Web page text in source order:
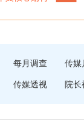
每月调查 传媒
传媒透视 院长